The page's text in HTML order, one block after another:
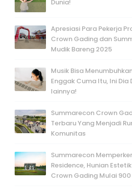
Dunia!
Apresiasi Para Pekerja
Crown Gading dan
Mudik Bareng 2025
Musik Bisa
Enggak Cuma Itu, Ini
lainnya!
Summarecon Crown
Terbaru Yang Menjadi
Komunitas
Summarecon
Residence, Hunian
Crown Gading Mulai